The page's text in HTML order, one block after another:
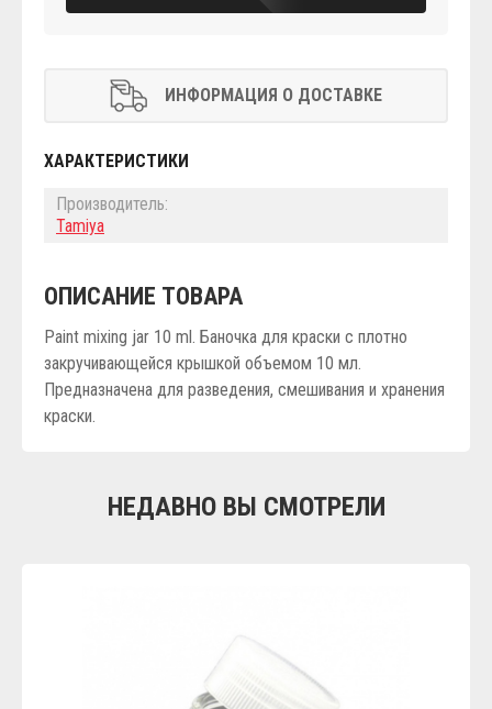
ИНФОРМАЦИЯ О ДОСТАВКЕ
ХАРАКТЕРИСТИКИ
Производитель:
Tamiya
ОПИСАНИЕ ТОВАРА
Paint mixing jar 10 ml. Баночка для краски с плотно
закручивающейся крышкой объемом 10 мл.
Предназначена для разведения, смешивания и хранения
краски.
НЕДАВНО ВЫ СМОТРЕЛИ